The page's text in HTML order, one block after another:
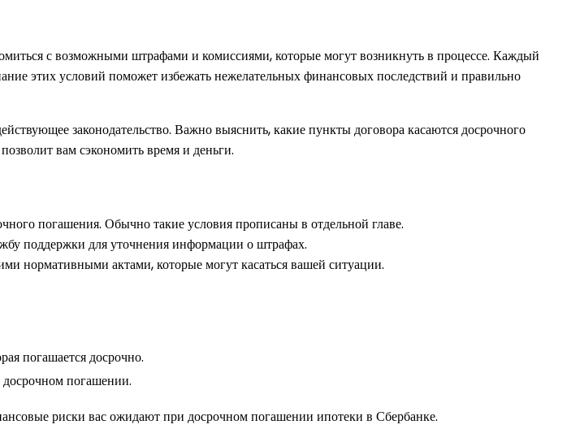
с возможными штрафами и комиссиями, которые могут возникнуть в процессе. Каждый
этих условий поможет избежать нежелательных финансовых последствий и правильно
законодательство. Важно выяснить, какие пункты договора касаются досрочного
вам сэкономить время и деньги.
погашения. Обычно такие условия прописаны в отдельной главе.
поддержки для уточнения информации о штрафах.
нормативными актами, которые могут касаться вашей ситуации.
погашается досрочно.
погашении.
риски вас ожидают при досрочном погашении ипотеки в Сбербанке.